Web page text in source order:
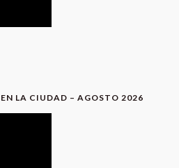
LA CIUDAD – AGOSTO 2026